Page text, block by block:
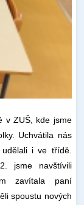
v ZUŠ, kde jsme
Uchvátila nás
i ve třídě.
jsme navštívili
zavítala paní
spoustu nových